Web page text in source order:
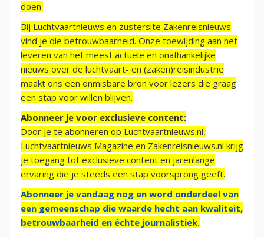
doen.
Bij Luchtvaartnieuws en zustersite Zakenreisnieuws
vind je die betrouwbaarheid. Onze toewijding aan het
leveren van het meest actuele en onafhankelijke
nieuws over de luchtvaart- en (zaken)reisindustrie
maakt ons een onmisbare bron voor lezers die graag
een stap voor willen blijven.
Abonneer je voor exclusieve content:
Door je te abonneren op Luchtvaartnieuws.nl,
Luchtvaartnieuws Magazine en Zakenreisnieuws.nl krijg
je toegang tot exclusieve content en jarenlange
ervaring die je steeds een stap voorsprong geeft.
Abonneer je vandaag nog en word onderdeel van
een gemeenschap die waarde hecht aan kwaliteit,
betrouwbaarheid en échte journalistiek.